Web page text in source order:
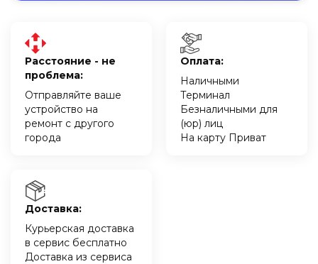
Расстояние - не
проблема:
Отправляйте ваше
устройство на
ремонт с другого
города
Оплата:
Наличными
Терминал
Безналичными для
(юр) лиц
На карту Приват
Доставка:
Курьерская доставка
в сервис бесплатно
Доставка из сервиса